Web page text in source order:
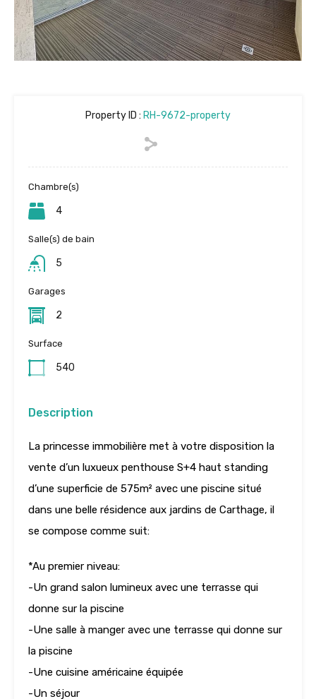
Property ID : RH-9672-property
Chambre(s)
4
Salle(s) de bain
5
Garages
2
Surface
540
Description
La princesse immobilière met à votre disposition la
vente d’un luxueux penthouse S+4 haut standing
d’une superficie de 575m² avec une piscine situé
dans une belle résidence aux jardins de Carthage, il
se compose comme suit:
*Au premier niveau:
-Un grand salon lumineux avec une terrasse qui
donne sur la piscine
-Une salle à manger avec une terrasse qui donne sur
la piscine
-Une cuisine américaine équipée
-Un séjour